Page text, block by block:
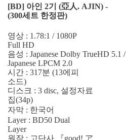
[BD] 아인 2기 (亞人. AJIN) -
(300세트 한정판)
영상 : 1.78:1 / 1080P
Full HD
음성 : Japanese Dolby TrueHD 5.1 /
Japanese LPCM 2.0
시간 : 317분 (13에피
소드)
디스크 : 3 disc, 설정자료
집(34p)
자막 : 한국어
Layer : BD50 Dual
Layer